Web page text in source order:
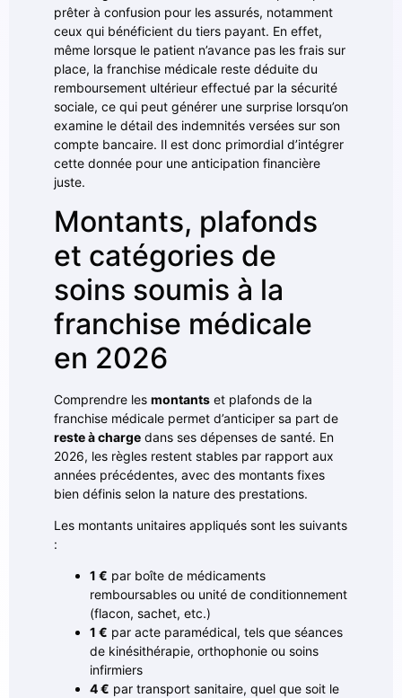
prêter à confusion pour les assurés, notamment
ceux qui bénéficient du tiers payant. En effet,
même lorsque le patient n’avance pas les frais sur
place, la franchise médicale reste déduite du
remboursement ultérieur effectué par la sécurité
sociale, ce qui peut générer une surprise lorsqu’on
examine le détail des indemnités versées sur son
compte bancaire. Il est donc primordial d’intégrer
cette donnée pour une anticipation financière
juste.
Montants, plafonds
et catégories de
soins soumis à la
franchise médicale
en 2026
Comprendre les montants et plafonds de la
franchise médicale permet d’anticiper sa part de
reste à charge dans ses dépenses de santé. En
2026, les règles restent stables par rapport aux
années précédentes, avec des montants fixes
bien définis selon la nature des prestations.
Les montants unitaires appliqués sont les suivants
:
1 € par boîte de médicaments
remboursables ou unité de conditionnement
(flacon, sachet, etc.)
1 € par acte paramédical, tels que séances
de kinésithérapie, orthophonie ou soins
infirmiers
4 € par transport sanitaire, quel que soit le